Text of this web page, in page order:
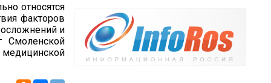
относятся
факторов
осложнений и
Смоленской